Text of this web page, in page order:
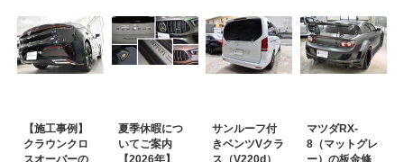
の技術で解決
【施工事例】
クラウンクロ
スオーバーの
夏季休暇につ
いてご案内
【2026年】
サンルーフ付
きベンツVクラ
ス（V220d）
マツダRX-
8（マットグレ
ー）の板金修